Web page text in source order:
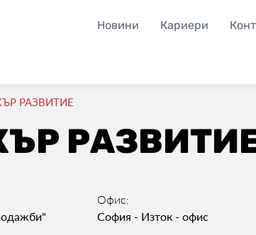
Новини Кариери
РАЗВИТИЕ
Офис:
София - Изток - офис